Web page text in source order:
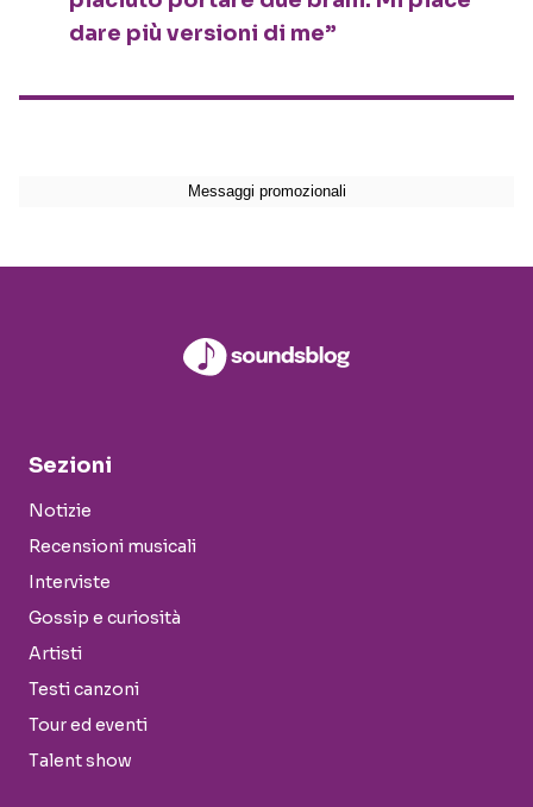
dare più versioni di me”
Sezioni
Notizie
Recensioni musicali
Interviste
Gossip e curiosità
Artisti
Testi canzoni
Tour ed eventi
Talent show